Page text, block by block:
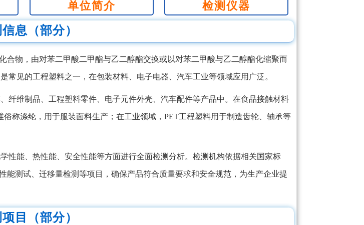
单位简介 检测仪器
息（部分）
合物，由对苯二甲酸二甲酯与乙二醇酯交换或以对苯二甲酸与乙二醇酯化缩聚而
常见的工程塑料之一，在包装材料、电子电器、汽车工业等领域应用广泛。
纤维制品、工程塑料零件、电子元件外壳、汽车配件等产品中。在食品接触材料
称涤纶，用于服装面料生产；在工业领域，PET工程塑料用于制造齿轮、轴承等
性能、热性能、安全性能等方面进行全面检测分析。检测机构依据相关国家标
能测试、迁移量检测等项目，确保产品符合质量要求和安全规范，为生产企业提
目（部分）